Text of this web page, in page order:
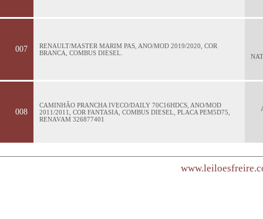
007
RENAULT/MASTER MARIM PAS, ANO/MOD 2019/2020, COR
BRANCA, COMBUS DIESEL.
008
CAMINHÃO PRANCHA IVECO/DAILY 70C16HDCS, ANO/MOD
2011/2011, COR FANTASIA, COMBUS DIESEL, PLACA PEM5D75,
RENAVAM 326877401